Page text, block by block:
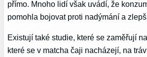
přímo. Mnoho lidí však uvádí, že
pomohla bojovat proti nadýmání a
Existují také studie, které se zaměřují
které se v matcha čaji nacházejí, na